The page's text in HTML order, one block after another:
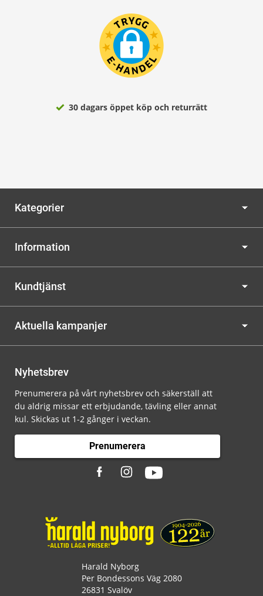
30 dagars öppet köp och returrätt
Kategorier
Information
Kundtjänst
Aktuella kampanjer
Nyhetsbrev
Prenumerera på vårt nyhetsbrev och säkerställ att
du aldrig missar ett erbjudande, tävling eller annat
kul. Skickas ut 1-2 gånger i veckan.
Prenumerera
Harald Nyborg
Per Bondessons Väg 2080
26831 Svalöv